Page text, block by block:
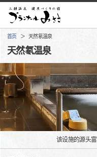
首页 天然氡温泉
天然氡温泉
该设施的源头